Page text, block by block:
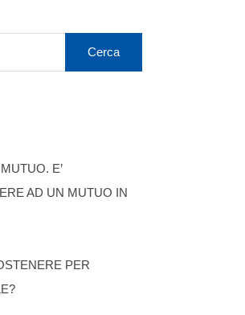
E’
AD UN MUTUO IN
PER